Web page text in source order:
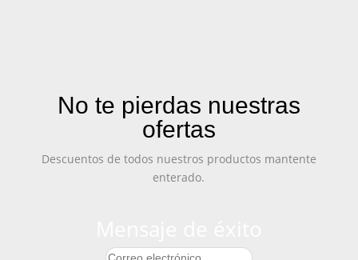
No te pierdas nuestras
ofertas
Descuentos de todos nuestros productos mantente
enterado.